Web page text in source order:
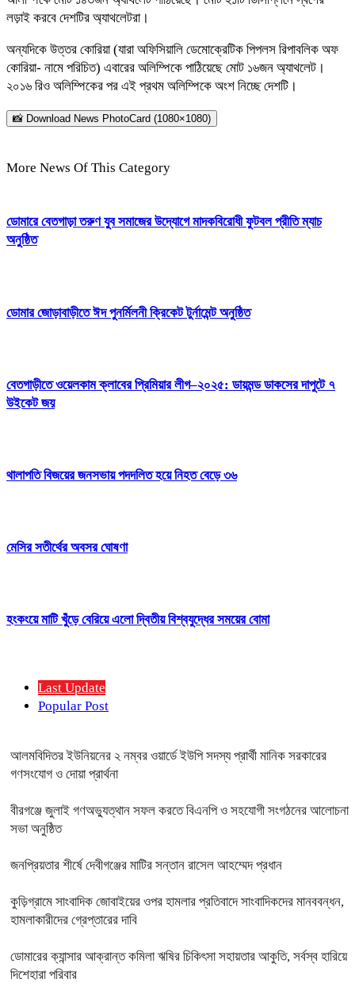
লড়াই করবে দেশটির অ্যাথলেটরা।
অন্যদিকে উত্তর কোরিয়া (যারা অফিসিয়ালি ডেমোক্রেটিক পিপলস রিপাবলিক অফ
কোরিয়া- নামে পরিচিত) এবারের অলিম্পিকে পাঠিয়েছে মোট ১৬জন অ্যাথলেট।
২০১৬ রিও অলিম্পিকের পর এই প্রথম অলিম্পিকে অংশ নিচ্ছে দেশটি।
📸 Download News PhotoCard (1080×1080)
More News Of This Category
ডোমারে বেতগাড়া তরুণ যুব সমাজের উদ্যোগে মাদকবিরোধী ফুটবল প্রীতি ম্যাচ
অনুষ্ঠিত
ডোমার জোড়াবাড়ীতে ঈদ পুনর্মিলনী ক্রিকেট টুর্নামেন্ট অনুষ্ঠিত
বেতগাড়ীতে ওয়েলকাম ক্লাবের প্রিমিয়ার লীগ–২০২৫: ডায়মন্ড ডাকসের দাপুটে ৭
উইকেট জয়
থালাপতি বিজয়ের জনসভায় পদদলিত হয়ে নিহত বেড়ে ৩৬
মেসির সতীর্থের অবসর ঘোষণা
হংকংয়ে মাটি খুঁড়ে বেরিয়ে এলো দ্বিতীয় বিশ্বযুদ্ধের সময়ের বোমা
Last Update
Popular Post
আলমবিদিতর ইউনিয়নের ২ নম্বর ওয়ার্ডে ইউপি সদস্য প্রার্থী মানিক সরকারের
গণসংযোগ ও দোয়া প্রার্থনা
বীরগঞ্জে জুলাই গণঅভ্যুত্থান সফল করতে বিএনপি ও সহযোগী সংগঠনের আলোচনা
সভা অনুষ্ঠিত
জনপ্রিয়তার শীর্ষে দেবীগঞ্জের মাটির সন্তান রাসেল আহম্মেদ প্রধান
কুড়িগ্রামে সাংবাদিক জোবাইয়ের ওপর হামলার প্রতিবাদে সাংবাদিকদের মানববন্ধন,
হামলাকারীদের গ্রেপ্তারের দাবি
ডোমারের ক্যান্সার আক্রান্ত কমিলা ঋষির চিকিৎসা সহায়তার আকুতি, সর্বস্ব হারিয়ে
দিশেহারা পরিবার